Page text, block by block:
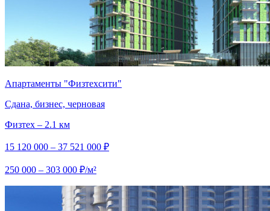
Апартаменты "Физтехсити"
Сдана, бизнес, черновая
Физтех – 2.1 км
15 120 000 – 37 521 000 ₽
250 000 – 303 000 ₽/м²